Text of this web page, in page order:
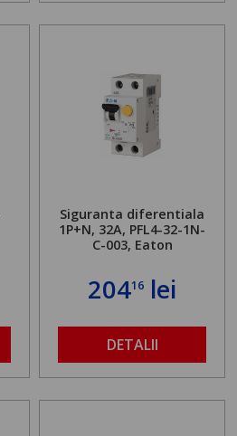
Siguranta diferentiala
1P+N, 32A, PFL4-32-1N-
C-003, Eaton
20416 lei
DETALII